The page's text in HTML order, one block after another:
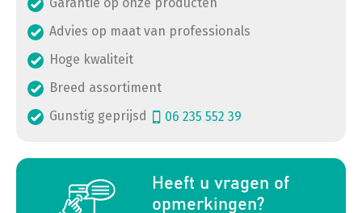
Advies op maat van professionals
Hoge kwaliteit
Breed assortiment
Gunstig geprijsd
06 235 552 39
Heeft u vragen of
opmerkingen?
a